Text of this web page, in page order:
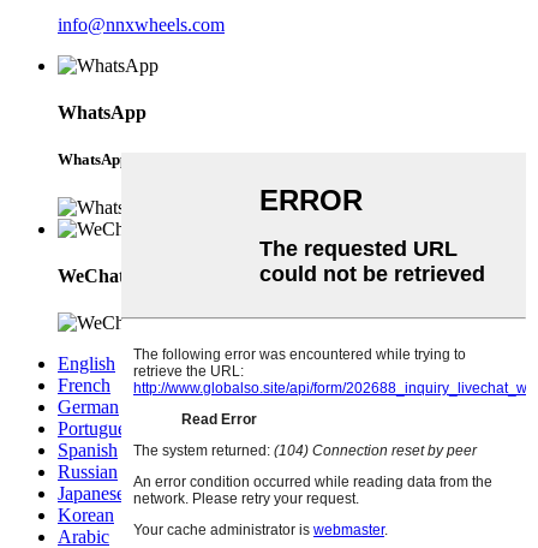
info@nnxwheels.com
WhatsApp
WhatsApp
WeChat
English
French
German
Portuguese
Spanish
Russian
Japanese
Korean
Arabic